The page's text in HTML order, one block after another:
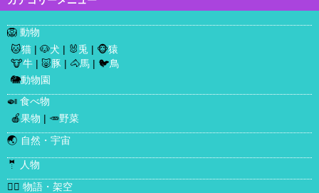
🦁 動物
🐱猫 | 🐶犬 | 🐰兎 | 🐵猿
🐮牛 | 🐷豚 | 🐴馬 | 🐦鳥
🐘動物園
🍛 食べ物
🍎果物 | 🥕野菜
🌏 自然・宇宙
🤵
人物
🧜‍♀️ 物語・架空